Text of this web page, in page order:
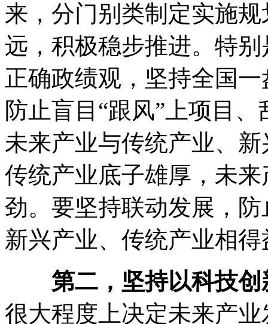
来，分门别类制定实施
远，积极稳步推进。特
正确政绩观，坚持全国
防止盲目“跟风”上项目
未来产业与传统产业、
传统产业底子雄厚，未
劲。要坚持联动发展，
新兴产业、传统产业相得
第二，坚持以科技
很大程度上决定未来产